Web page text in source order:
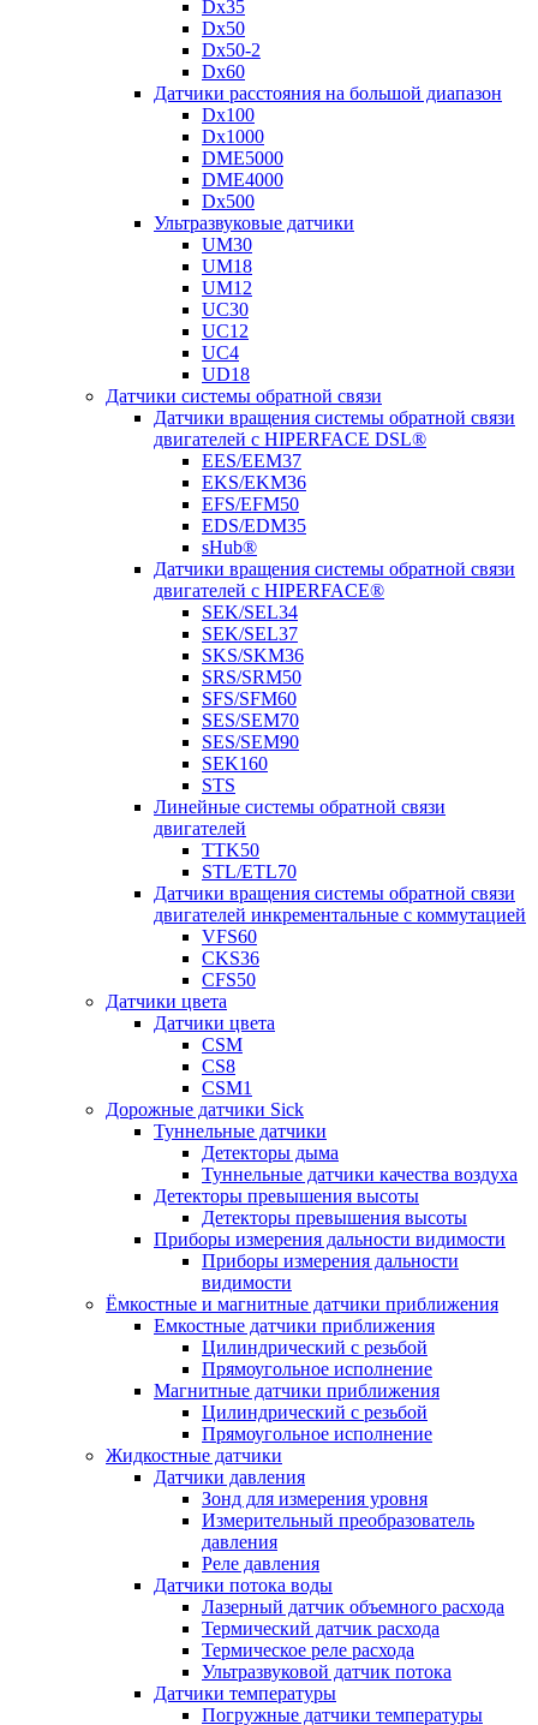
Dx35
Dx50
Dx50-2
Dx60
Датчики расстояния на большой диапазон
Dx100
Dx1000
DME5000
DME4000
Dx500
Ультразвуковые датчики
UM30
UM18
UM12
UC30
UC12
UC4
UD18
Датчики системы обратной связи
Датчики вращения системы обратной связи
двигателей с HIPERFACE DSL®
EES/EEM37
EKS/EKM36
EFS/EFM50
EDS/EDM35
sHub®
Датчики вращения системы обратной связи
двигателей с HIPERFACE®
SEK/SEL34
SEK/SEL37
SKS/SKM36
SRS/SRM50
SFS/SFM60
SES/SEM70
SES/SEM90
SEK160
STS
Линейные системы обратной связи
двигателей
TTK50
STL/ETL70
Датчики вращения системы обратной связи
двигателей инкрементальные с коммутацией
VFS60
CKS36
CFS50
Датчики цвета
Датчики цвета
CSM
CS8
CSM1
Дорожные датчики Sick
Туннельные датчики
Детекторы дыма
Туннельные датчики качества воздуха
Детекторы превышения высоты
Детекторы превышения высоты
Приборы измерения дальности видимости
Приборы измерения дальности
видимости
Ёмкостные и магнитные датчики приближения
Емкостные датчики приближения
Цилиндрический с резьбой
Прямоугольное исполнение
Магнитные датчики приближения
Цилиндрический с резьбой
Прямоугольное исполнение
Жидкостные датчики
Датчики давления
Зонд для измерения уровня
Измерительный преобразователь
давления
Реле давления
Датчики потока воды
Лазерный датчик объемного расхода
Термический датчик расхода
Термическое реле расхода
Ультразвуковой датчик потока
Датчики температуры
Погружные датчики температуры